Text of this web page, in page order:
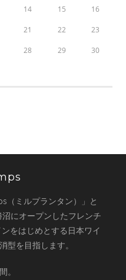
14 15 16
21 22 23
28 29 30
（ミルプランタン）」と
にオープンしたフレンチ
をはじめとする日本ワイ
型を目指します。
。